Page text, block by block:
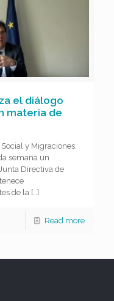
el diálogo
materia de
y Migraciones,
semana un
Directiva de
de la […]
Read more